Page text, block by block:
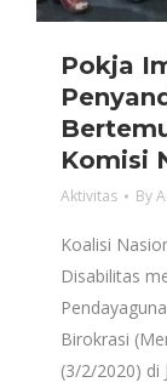
Pokja
Komisi
Aktivitas By
Koalisi
Disabilitas
Birokrasi
(3/2/2020) di